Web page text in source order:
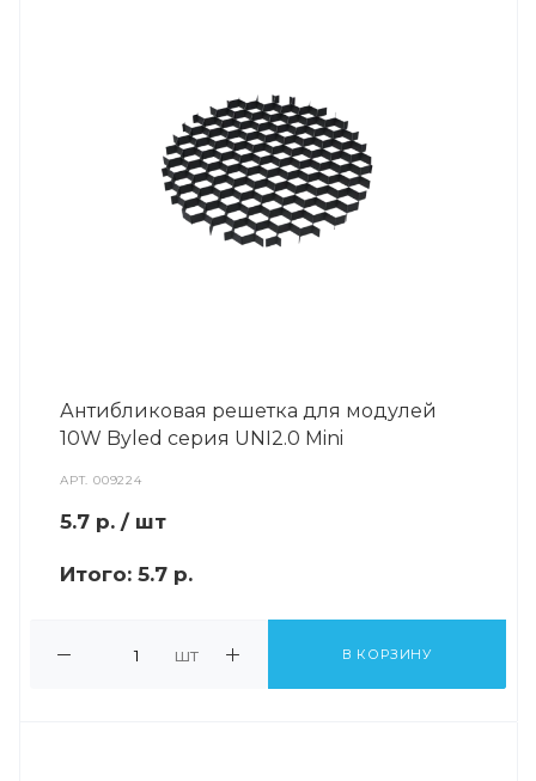
Антибликовая решетка для модулей
10W Byled серия UNI2.0 Mini
АРТ.009224
5.7 р. / шт
Итого: 5.7 р.
шт В КОРЗИНУ